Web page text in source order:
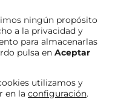
Facebook
Twitch
ningún propósito
a la privacidad y
para almacenarlas
pulsa en Aceptar
utilizamos y
en la configuración.